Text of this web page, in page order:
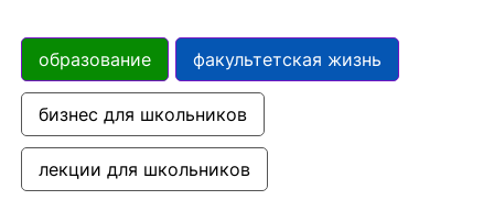
образование факультетская жизнь
бизнес для школьников
лекции для школьников